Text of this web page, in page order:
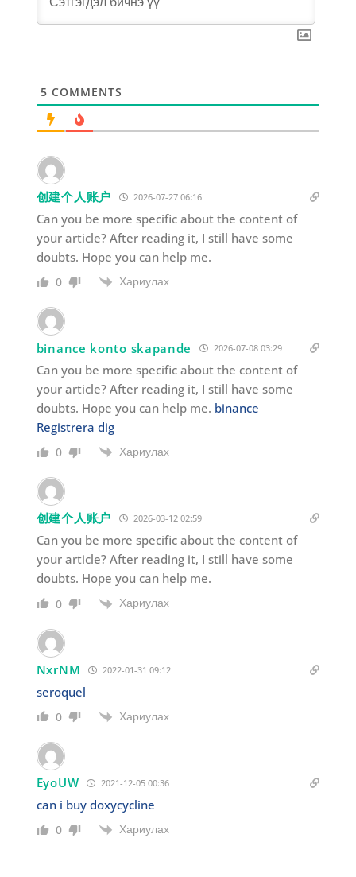
5 COMMENTS
创建个人账户 2026-07-27 06:16
Can you be more specific about the content of
your article? After reading it, I still have some
doubts. Hope you can help me.
0 Хариулах
binance konto skapande 2026-07-08 03:29
Can you be more specific about the content of
your article? After reading it, I still have some
doubts. Hope you can help me. binance
Registrera dig
0 Хариулах
创建个人账户 2026-03-12 02:59
Can you be more specific about the content of
your article? After reading it, I still have some
doubts. Hope you can help me.
0 Хариулах
NxrNM 2022-01-31 09:12
seroquel
0 Хариулах
EyoUW 2021-12-05 00:36
can i buy doxycycline
0 Хариулах